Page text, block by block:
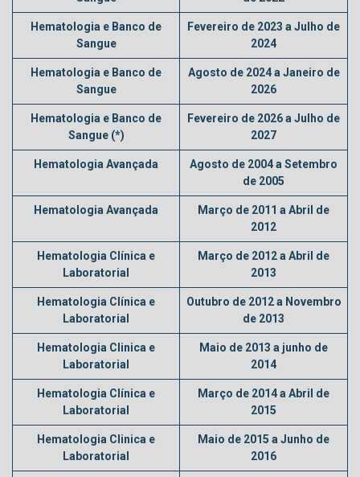
Hematologia e Banco de
Sangue
Fevereiro de 2023 a Julho de
2024
Hematologia e Banco de
Sangue
Agosto de 2024 a Janeiro de
2026
Hematologia e Banco de
Sangue (*)
Fevereiro de 2026 a Julho de
2027
Hematologia Avançada
Agosto de 2004 a Setembro
de 2005
Hematologia Avançada
Março de 2011 a Abril de
2012
Hematologia Clínica e
Laboratorial
Março de 2012 a Abril de
2013
Hematologia Clínica e
Laboratorial
Outubro de 2012 a Novembro
de 2013
Hematologia Clinica e
Laboratorial
Maio de 2013 a junho de
2014
Hematologia Clínica e
Laboratorial
Março de 2014 a Abril de
2015
Hematologia Clinica e
Laboratorial
Maio de 2015 a Junho de
2016